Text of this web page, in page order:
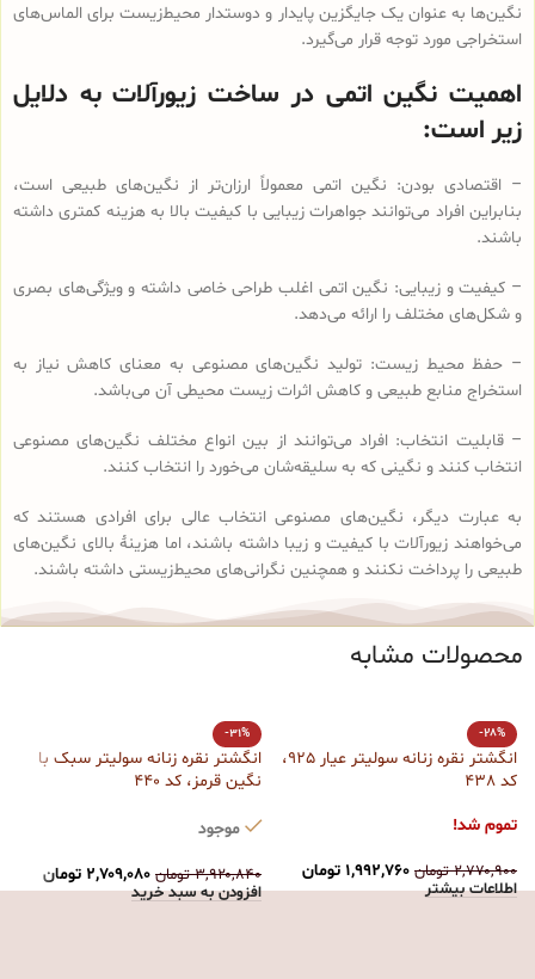
نگین‌ها به عنوان یک جایگزین پایدار و دوستدار محیط‌زیست برای الماس‌های
استخراجی مورد توجه قرار می‌گیرد.
اهمیت نگین اتمی در ساخت زیورآلات به دلایل
زیر است:
– اقتصادی‌ بودن: نگین اتمی معمولاً ارزان‌تر از نگین‌های طبیعی است،
بنابراین افراد می‌توانند جواهرات زیبایی با کیفیت بالا به هزینه کمتری داشته
باشند.
– کیفیت و زیبایی: نگین اتمی اغلب طراحی خاصی داشته و ویژگی‌های بصری
و شکل‌های مختلف را ارائه می‌دهد.
– حفظ محیط زیست: تولید نگین‌های مصنوعی به معنای کاهش نیاز به
استخراج منابع طبیعی و کاهش اثرات زیست محیطی آن می‌باشد.
– قابلیت انتخاب: افراد می‌توانند از بین انواع مختلف نگین‌های مصنوعی
انتخاب کنند و نگینی که به سلیقه‌شان می‌خورد را انتخاب کنند.
به عبارت دیگر، نگین‌های مصنوعی انتخاب عالی برای افرادی هستند که
می‌خواهند زیورآلات با کیفیت و زیبا داشته باشند، اما هزینهٔ بالای نگین‌های
طبیعی را پرداخت نکنند و همچنین نگرانی‌های محیط‌زیستی داشته باشند.
محصولات مشابه
-28%
انگشتر نقره زنانه سولیتر عیار 925،
کد 438
تموم شد!
۲,۷۷۰,۹۰۰ تومان ۱,۹۹۲,۷۶۰ تومان
اطلاعات بیشتر
-31%
انگشتر نقره زنانه سولیتر سبک با
نگین قرمز، کد 440
موجود
۳,۹۲۰,۸۴۰ تومان ۲,۷۰۹,۰۸۰ تومان
افزودن به سبد خرید